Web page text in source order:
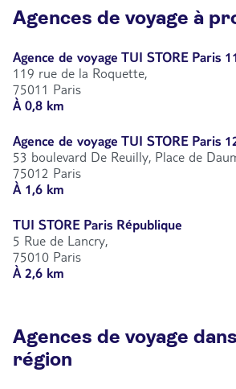
Agences de voyage à
Agence de voyage TUI STORE Paris
119 rue de la Roquette,
75011 Paris
À 0,8 km
Agence de voyage TUI STORE Paris
53 boulevard De Reuilly, Place de
75012 Paris
À 1,6 km
TUI STORE Paris République
5 Rue de Lancry,
75010 Paris
À 2,6 km
Agences de voyage
région